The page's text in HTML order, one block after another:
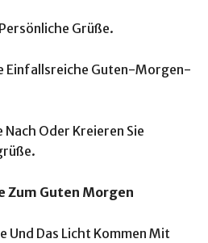
Grüße.
Einfallsreiche Guten-Morgen-
Nach Oder Kreieren Sie
Zum Guten Morgen
Und Das Licht Kommen Mit